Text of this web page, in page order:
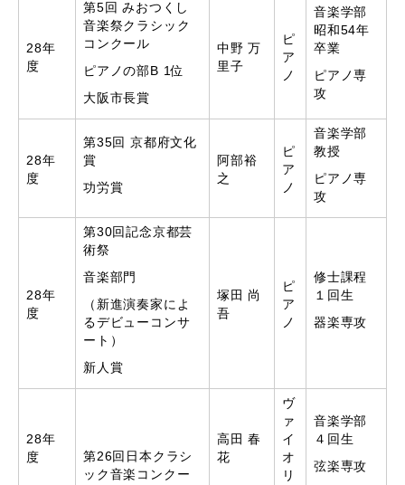
28年
度
第5回 みおつくし
音楽祭クラシック
コンクール
ピアノの部B 1位
大阪市長賞
中野 万
里子
ピ
ア
ノ
音楽学部
昭和54年
卒業
ピアノ専
攻
28年
度
第35回 京都府文化
賞
功労賞
阿部裕
之
ピ
ア
ノ
音楽学部
教授
ピアノ専
攻
28年
度
第30回記念京都芸
術祭
音楽部門
（新進演奏家によ
るデビューコンサ
ート）
新人賞
塚田 尚
吾
ピ
ア
ノ
修士課程
１回生
器楽専攻
28年
度
第26回日本クラシ
ック音楽コンクー
高田 春
花
ヴ
ァ
イ
オ
リ
音楽学部
４回生
弦楽専攻